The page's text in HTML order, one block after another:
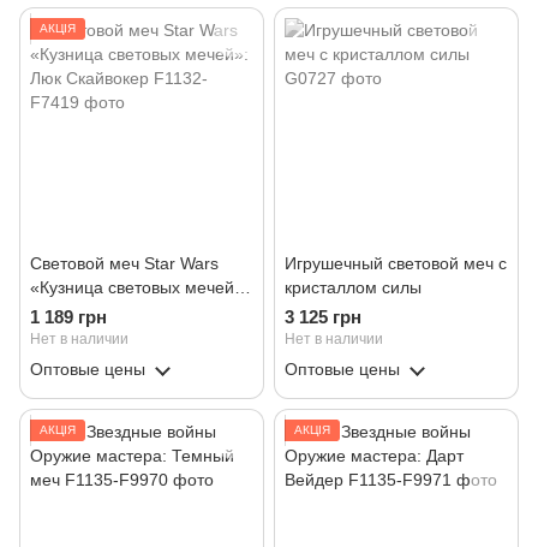
АКЦІЯ
Световой меч Star Wars
«Кузница световых мечей»:
Люк Скайвокер
1 189 грн
Нет в наличии
Оптовые цены
Игрушечный световой меч с
кристаллом силы
3 125 грн
Нет в наличии
Оптовые цены
АКЦІЯ АКЦІЯ